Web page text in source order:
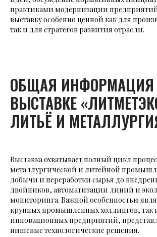
практиками модернизации
выставку особенно ценной как для
так и для стратегов развития отрасли.
ОБЩАЯ ИНФОРМАЦИЯ
ВЫСТАВКЕ
ЛИТЬЁ И
Выставка охватывает полный цикл
металлургической и литейной
добычи и переработки сырья до
двойников, автоматизации линий и
мониторинга. Важной особенностью
крупных промышленных холдингов, так
инновационных предприятий,
нишевые технологические решения.